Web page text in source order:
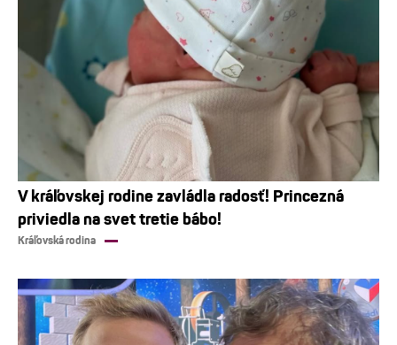
V kráľovskej rodine zavládla radosť! Princezná
priviedla na svet tretie bábo!
Kráľovská rodina